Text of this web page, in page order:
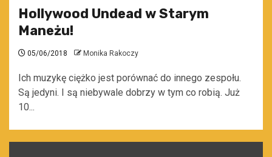
Hollywood Undead w Starym
Maneżu!
05/06/2018 Monika Rakoczy
Ich muzykę ciężko jest porównać do innego zespołu.
Są jedyni. I są niebywale dobrzy w tym co robią. Już
10...